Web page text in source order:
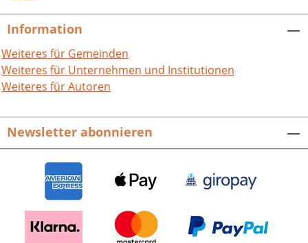
Geschichte der Stadt Mühlacker" bietet
in genauso leicht verständlichen wie
wissenschaftlich soliden Texten einen
ähnlich facettenreichen Überblick zur
vorgelegten Bände zu Lomersheim und
Enzberg. Eine Fülle von Abbildungen,
teils aus privatem Besitz, rundet das
Gesamtwerk ab. Beiträge zur Geschichte
der Stadt Mühlacker. Bd. 6. Hrsg. vom
Stadtarchiv Mühlacker. Unter Mitarbeit
von Andreas Butz. Mit Beiträgen von
Dieter Blessing, Marlis Lippik, Hans-
Information
Weiteres für Gemeinden
Weiteres für Unternehmen und Institutionen
Weiteres für Autoren
Newsletter abonnieren